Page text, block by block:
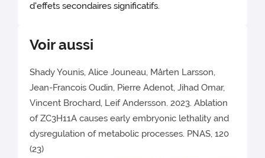
d'effets secondaires significatifs.
Voir aussi
Shady Younis, Alice Jouneau, Mårten Larsson,
Jean-Francois Oudin, Pierre Adenot, Jihad Omar,
Vincent Brochard, Leif Andersson. 2023. Ablation
of ZC3H11A causes early embryonic lethality and
dysregulation of metabolic processes. PNAS, 120
(23)